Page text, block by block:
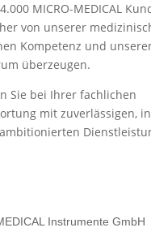
MICRO-MEDICAL
von unserer
Kompetenz und
überzeugen.
Sie bei Ihrer fachlichen
mit zuverlässigen,
Instrumente GmbH